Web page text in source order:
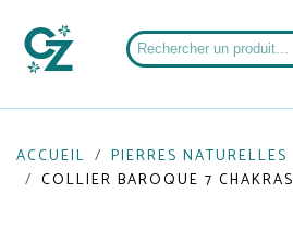
ACCUEIL PIERRES NATURELLES
COLLIER BAROQUE 7 CHAKRAS